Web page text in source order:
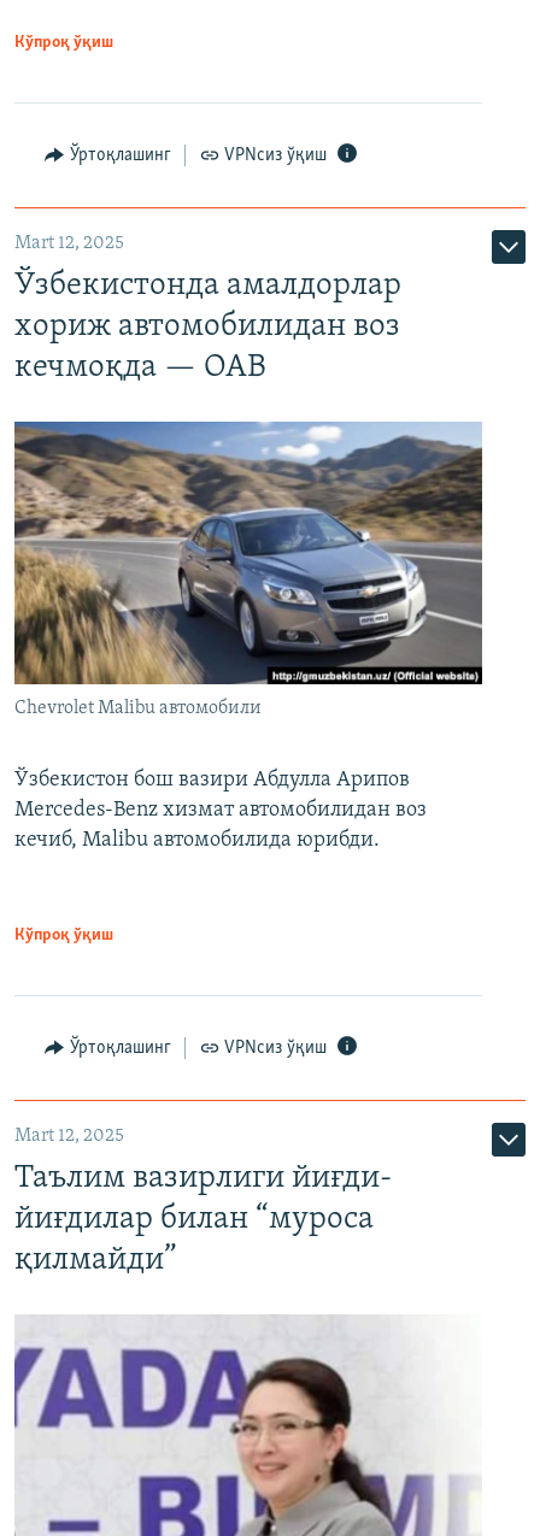
Кўпроқ ўқиш
Ўртоқлашинг VPNсиз ўқиш
Mart 12, 2025
Ўзбекистонда амалдорлар
хориж автомобилидан воз
кечмоқда — ОАВ
Chevrolet Malibu автомобили
Ўзбекистон бош вазири Абдулла Арипов
Mercedes-Benz хизмат автомобилидан воз
кечиб, Malibu автомобилида юрибди.
Кўпроқ ўқиш
Ўртоқлашинг VPNсиз ўқиш
Mart 12, 2025
Таълим вазирлиги йиғди-
йиғдилар билан “муроса
қилмайди”